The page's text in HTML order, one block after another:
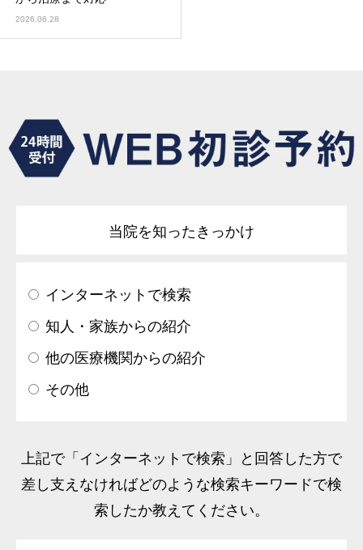
2026.06.28
当院を知ったきっかけ
インターネットで検索
知人・家族からの紹介
他の医療機関からの紹介
その他
上記で「インターネットで検索」と回答した方で
差し支えなければどのような検索キーワードで検
索したか教えてください。